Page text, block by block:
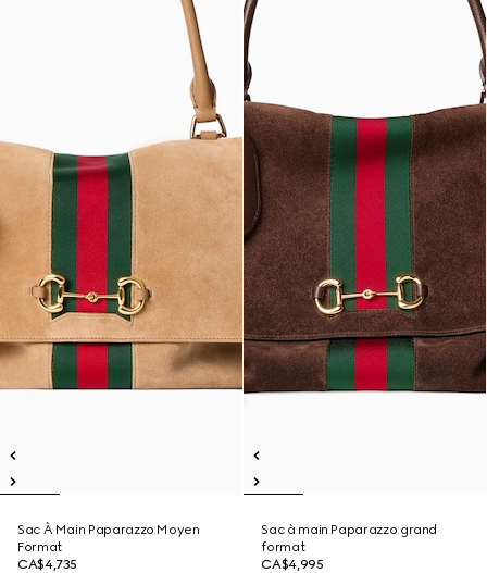
Sac À Main Paparazzo Moyen
Format
CA$4,735
Sac à main Paparazzo grand
format
CA$4,995